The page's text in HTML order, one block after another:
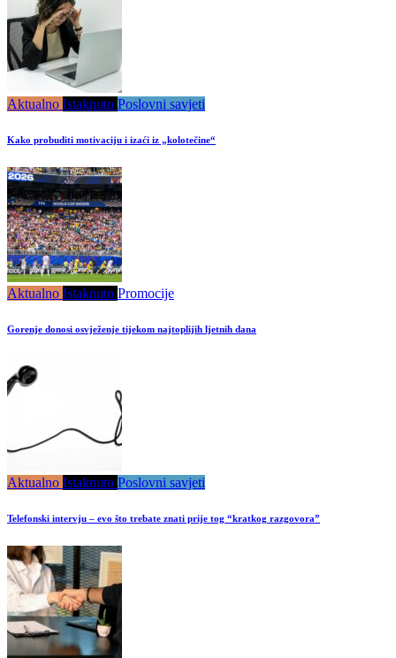
Aktualno Istaknuto Poslovni savjeti
Kako probuditi motivaciju i izaći iz „kolotečine“
Aktualno Istaknuto Promocije
Gorenje donosi osvježenje tijekom najtoplijih ljetnih dana
Aktualno Istaknuto Poslovni savjeti
Telefonski intervju – evo što trebate znati prije tog “kratkog razgovora”